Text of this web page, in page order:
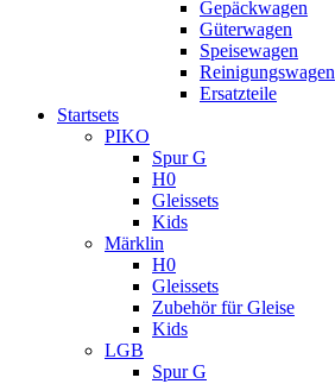
Gepäckwagen
Güterwagen
Speisewagen
Reinigungswagen
Ersatzteile
Startsets
PIKO
Spur G
H0
Gleissets
Kids
Märklin
H0
Gleissets
Zubehör für Gleise
Kids
LGB
Spur G